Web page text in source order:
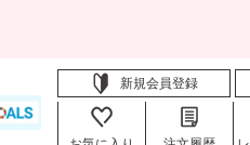
新規会員登録